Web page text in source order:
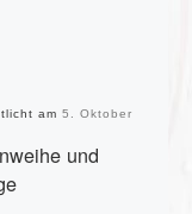
am 5. Oktober
und